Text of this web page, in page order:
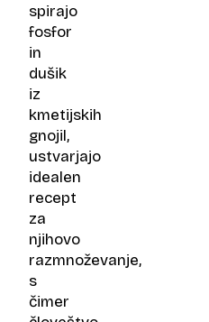
spirajo
fosfor
in
dušik
iz
kmetijskih
gnojil,
ustvarjajo
idealen
recept
za
njihovo
razmnoževanje,
s
čimer